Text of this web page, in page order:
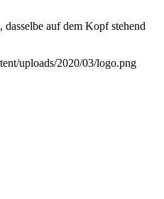
auf dem Kopf stehend
uploads/2020/03/logo.png